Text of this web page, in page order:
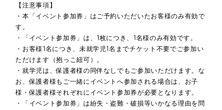
【注意事項】
・本「イベント参加券」はご予約いただいたお客様のみ有効で
す。
・「イベント参加券」は、1枚につき、1名様のみ有効です。
・お客様1名につき、未就学児1名までチケット不要でご参加い
ただけます（抱っこ紐可）。
・就学児は、保護者様の同伴なしでもご参加いただけます。な
お、保護者様もご一緒にイベントへ参加される場合は、お子
様・保護者様それぞれにイベント参加券が必要となります。
・「イベント参加券」は紛失・盗難・破損等いかなる理由を問